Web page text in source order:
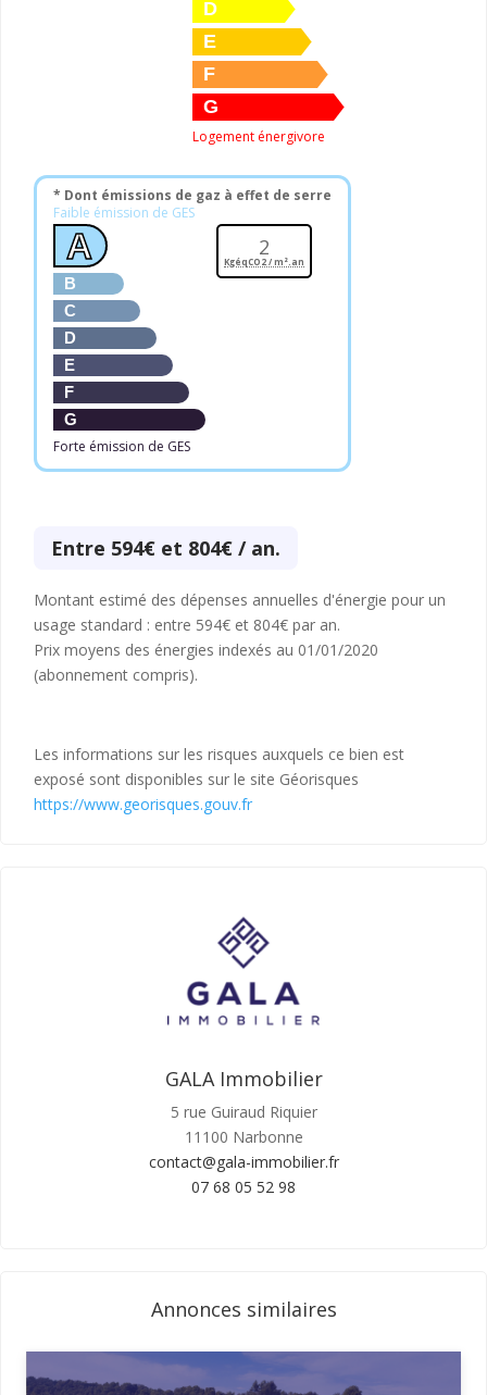
D
E
F
G
Logement énergivore
* Dont émissions de gaz à effet de serre
Faible émission de GES
A
B
C
D
E
F
G
Forte émission de GES
2
KgéqCO2 / m².an
Entre 594€ et 804€ / an.
Montant estimé des dépenses annuelles d'énergie pour un
usage standard : entre 594€ et 804€ par an.
Prix moyens des énergies indexés au 01/01/2020
(abonnement compris).
Les informations sur les risques auxquels ce bien est
exposé sont disponibles sur le site Géorisques
https://www.georisques.gouv.fr
GALA Immobilier
5 rue Guiraud Riquier
11100 Narbonne
contact@gala-immobilier.fr
07 68 05 52 98
Annonces similaires